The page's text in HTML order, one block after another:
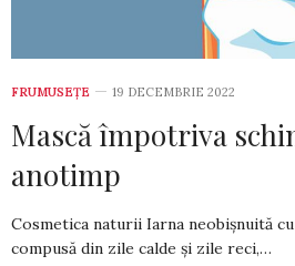
FRUMUSEȚE 19 DECEMBRIE 2022
Mască împotriva
anotimp
Cosmetica naturii Iarna neobișnuită
compusă din zile calde și zile reci,…